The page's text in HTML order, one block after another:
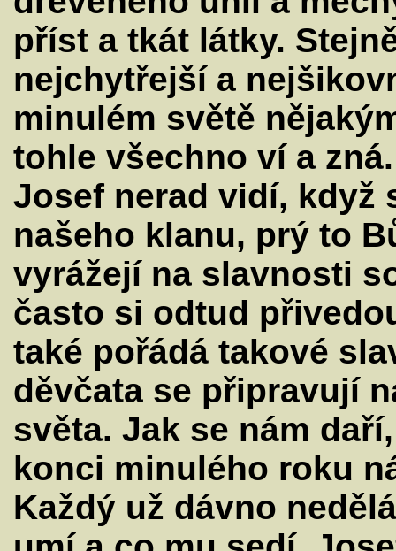
příst a tkát látky.
nejchytřejší a
minulém světě
tohle všechno ví a zná.
Josef nerad vidí, když
našeho klanu, prý to
vyrážejí na slavnosti
často si odtud
také pořádá takové
děvčata se připravují
světa. Jak se nám
konci minulého roku
Každý už dávno